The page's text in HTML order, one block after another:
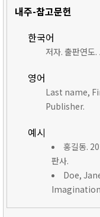
내주-참고문헌
한국어
저자. 출판연도.
영어
Last name,
Publisher.
예시
홍길동.
판사.
Doe,